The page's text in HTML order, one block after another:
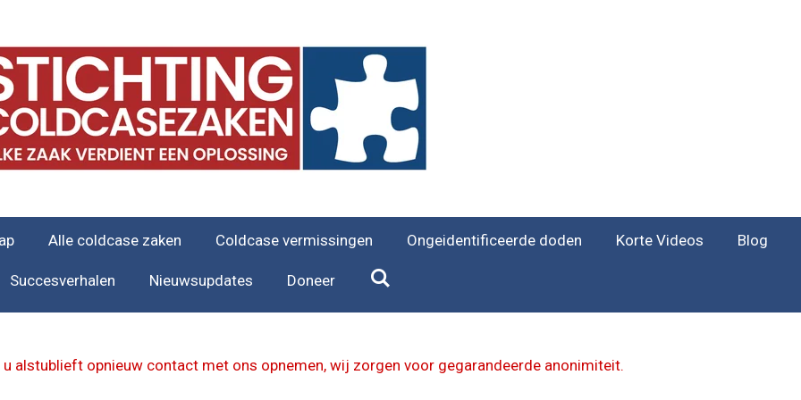
Alle coldcase zaken Coldcase vermissingen Ongeidentificeerde doden Korte Videos Blog
Succesverhalen Nieuwsupdates Doneer
alstublieft opnieuw contact met ons opnemen, wij zorgen voor gegarandeerde anonimiteit.